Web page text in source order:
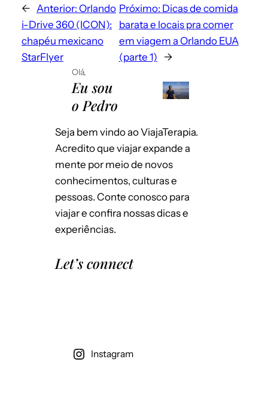
Envie-me e-mails sobre novos posts.
Instantaneamente
Por dia
Por semana
Emails para novos comentários
Salvar meus dados neste navegador
para a próxima vez que eu comentar.
← Anterior: Orlando
i-Drive 360 (ICON):
chapéu mexicano
StarFlyer
Próximo: Dicas de comida
barata e locais pra comer
em viagem a Orlando EUA
(parte 1)
→
Olá,
Eu sou
o Pedro
Seja bem vindo ao ViajaTerapia.
Acredito que viajar expande a
mente por meio de novos
conhecimentos, culturas e
pessoas. Conte conosco para
viajar e confira nossas dicas e
experiências.
Let’s connect
Instagram